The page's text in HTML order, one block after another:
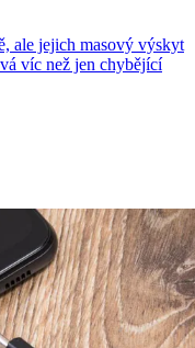
ale jejich masový výskyt
víc než jen chybějící